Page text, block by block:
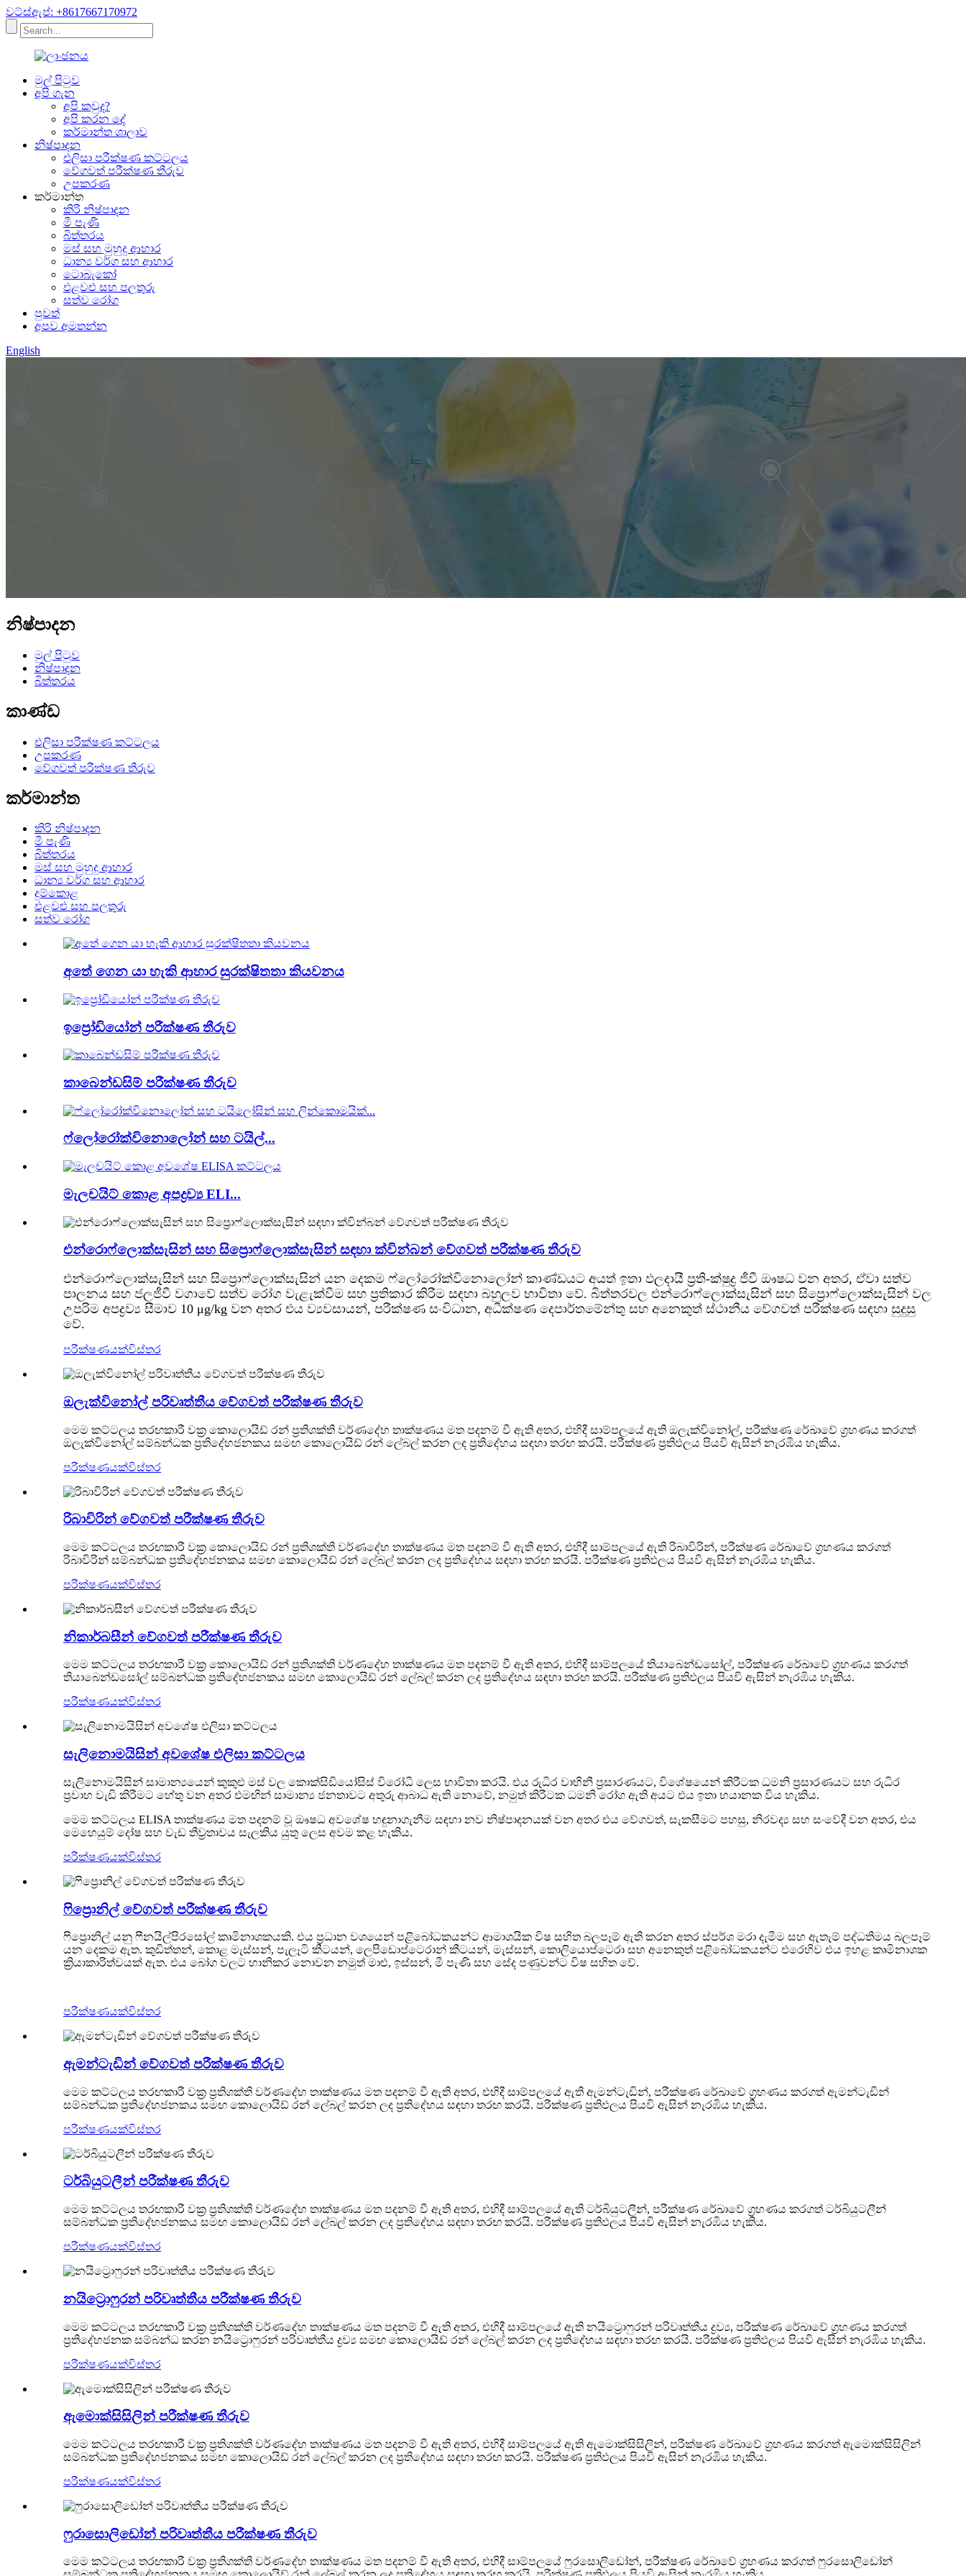
වට්ස්ඇප්: +8617667170972
මුල් පිටුව
අපි ගැන
අපි කවුද?
අපි කරන දේ
කර්මාන්ත ශාලාව
නිෂ්පාදන
එලිසා පරීක්ෂණ කට්ටලය
වේගවත් පරීක්ෂණ තීරුව
උපකරණ
කර්මාන්ත
කිරි නිෂ්පාදන
මී පැණි
බිත්තරය
මස් සහ මුහුදු ආහාර
ධාන්‍ය වර්ග සහ ආහාර
ටොබැකෝ
එළවළු සහ පලතුරු
සත්ව රෝග
පුවත්
අපව අමතන්න
English
නිෂ්පාදන
මුල් පිටුව
නිෂ්පාදන
බිත්තරය
කාණ්ඩ
එලිසා පරීක්ෂණ කට්ටලය
උපකරණ
වේගවත් පරීක්ෂණ තීරුව
කර්මාන්ත
කිරි නිෂ්පාදන
මී පැණි
බිත්තරය
මස් සහ මුහුදු ආහාර
ධාන්‍ය වර්ග සහ ආහාර
දුම්කොළ
එළවළු සහ පලතුරු
සත්ව රෝග
අතේ ගෙන යා හැකි ආහාර සුරක්ෂිතතා කියවනය
ඉප්‍රෝඩියෝන් පරීක්ෂණ තීරුව
කාබෙන්ඩසිම් පරීක්ෂණ තීරුව
ෆ්ලෝරෝක්විනොලෝන් සහ ටයිල්...
මැලචයිට් කොළ අපද්‍රව්‍ය ELI...
එන්රොෆ්ලොක්සැසින් සහ සිප්‍රොෆ්ලොක්සැසින් සඳහා ක්වින්බන් වේගවත් පරීක්ෂණ තීරුව
එන්රොෆ්ලොක්සැසින් සහ සිප්‍රොෆ්ලොක්සැසින් යන දෙකම ෆ්ලෝරෝක්විනොලෝන් කාණ්ඩයට අයත් ඉතා ඵලදායී ප්‍රති-ක්ෂුද්‍ර ජීවී ඖෂධ වන අතර, ඒවා සත්ව
පාලනය සහ ජලජීවී වගාවේ සත්ව රෝග වැළැක්වීම සහ ප්‍රතිකාර කිරීම සඳහා බහුලව භාවිතා වේ. බිත්තරවල එන්රොෆ්ලොක්සැසින් සහ සිප්‍රොෆ්ලොක්සැසින් වල
උපරිම අපද්‍රව්‍ය සීමාව 10 μg/kg වන අතර එය ව්‍යවසායන්, පරීක්ෂණ සංවිධාන, අධීක්ෂණ දෙපාර්තමේන්තු සහ අනෙකුත් ස්ථානීය වේගවත් පරීක්ෂණ සඳහා සුදුසු
වේ.
පරීක්ෂණයක්විස්තර
ඔලැක්විනෝල් පරිවෘත්තීය වේගවත් පරීක්ෂණ තීරුව
මෙම කට්ටලය තරඟකාරී වක්‍ර කොලොයිඩ් රන් ප්‍රතිශක්ති වර්ණදේහ තාක්ෂණය මත පදනම් වී ඇති අතර, එහිදී සාම්පලයේ ඇති ඔලැක්විනෝල්, පරීක්ෂණ රේඛාවේ ග්‍රහණය කරගත්
ඔලැක්විනෝල් සම්බන්ධක ප්‍රතිදේහජනකය සමඟ කොලොයිඩ් රන් ලේබල් කරන ලද ප්‍රතිදේහය සඳහා තරඟ කරයි. පරීක්ෂණ ප්‍රතිඵලය පියවි ඇසින් නැරඹිය හැකිය.
පරීක්ෂණයක්විස්තර
රිබාවිරින් වේගවත් පරීක්ෂණ තීරුව
මෙම කට්ටලය තරඟකාරී වක්‍ර කොලොයිඩ් රන් ප්‍රතිශක්ති වර්ණදේහ තාක්ෂණය මත පදනම් වී ඇති අතර, එහිදී සාම්පලයේ ඇති රිබාවිරින්, පරීක්ෂණ රේඛාවේ ග්‍රහණය කරගත්
රිබාවිරින් සම්බන්ධක ප්‍රතිදේහජනකය සමඟ කොලොයිඩ් රන් ලේබල් කරන ලද ප්‍රතිදේහය සඳහා තරඟ කරයි. පරීක්ෂණ ප්‍රතිඵලය පියවි ඇසින් නැරඹිය හැකිය.
පරීක්ෂණයක්විස්තර
නිකාර්බසීන් වේගවත් පරීක්ෂණ තීරුව
මෙම කට්ටලය තරඟකාරී වක්‍ර කොලොයිඩ් රන් ප්‍රතිශක්ති වර්ණදේහ තාක්ෂණය මත පදනම් වී ඇති අතර, එහිදී සාම්පලයේ තියාබෙන්ඩසෝල්, පරීක්ෂණ රේඛාවේ ග්‍රහණය කරගත්
තියාබෙන්ඩසෝල් සම්බන්ධක ප්‍රතිදේහජනකය සමඟ කොලොයිඩ් රන් ලේබල් කරන ලද ප්‍රතිදේහය සඳහා තරඟ කරයි. පරීක්ෂණ ප්‍රතිඵලය පියවි ඇසින් නැරඹිය හැකිය.
පරීක්ෂණයක්විස්තර
සැලිනොමයිසින් අවශේෂ එලිසා කට්ටලය
සැලිනොමයිසින් සාමාන්‍යයෙන් කුකුළු මස් වල කොක්සිඩියෝසිස් විරෝධී ලෙස භාවිතා කරයි. එය රුධිර වාහිනී ප්‍රසාරණයට, විශේෂයෙන් කිරීටක ධමනි ප්‍රසාරණයට සහ රුධිර
ප්‍රවාහ වැඩි කිරීමට හේතු වන අතර එමඟින් සාමාන්‍ය ජනතාවට අතුරු ආබාධ ඇති නොවේ, නමුත් කිරීටක ධමනි රෝග ඇති අයට එය ඉතා භයානක විය හැකිය.
මෙම කට්ටලය ELISA තාක්ෂණය මත පදනම් වූ ඖෂධ අවශේෂ හඳුනාගැනීම සඳහා නව නිෂ්පාදනයක් වන අතර එය වේගවත්, සැකසීමට පහසු, නිරවද්‍ය සහ සංවේදී වන අතර, එය
මෙහෙයුම් දෝෂ සහ වැඩ තීව්‍රතාවය සැලකිය යුතු ලෙස අවම කළ හැකිය.
පරීක්ෂණයක්විස්තර
ෆිප්‍රොනිල් වේගවත් පරීක්ෂණ තීරුව
ෆිප්‍රොනිල් යනු ෆීනයිල්පිරසෝල් කෘමිනාශකයකි. එය ප්‍රධාන වශයෙන් පළිබෝධකයන්ට ආමාශයික විෂ සහිත බලපෑම් ඇති කරන අතර ස්පර්ශ මරා දැමීම සහ ඇතැම් පද්ධතිමය බලපෑම්
යන දෙකම ඇත. කුඩිත්තන්, කොළ මැස්සන්, පැලෑටි කීටයන්, ලෙපිඩොප්ටෙරාන් කීටයන්, මැස්සන්, කොලියොප්ටෙරා සහ අනෙකුත් පළිබෝධකයන්ට එරෙහිව එය ඉහළ කෘමිනාශක
ක්‍රියාකාරිත්වයක් ඇත. එය බෝග වලට හානිකර නොවන නමුත් මාළු, ඉස්සන්, මී පැණි සහ සේද පණුවන්ට විෂ සහිත වේ.
පරීක්ෂණයක්විස්තර
ඇමන්ටැඩින් වේගවත් පරීක්ෂණ තීරුව
මෙම කට්ටලය තරඟකාරී වක්‍ර ප්‍රතිශක්ති වර්ණදේහ තාක්ෂණය මත පදනම් වී ඇති අතර, එහිදී සාම්පලයේ ඇති ඇමන්ටැඩින්, පරීක්ෂණ රේඛාවේ ග්‍රහණය කරගත් ඇමන්ටැඩින්
සම්බන්ධක ප්‍රතිදේහජනකය සමඟ කොලොයිඩ් රන් ලේබල් කරන ලද ප්‍රතිදේහය සඳහා තරඟ කරයි. පරීක්ෂණ ප්‍රතිඵලය පියවි ඇසින් නැරඹිය හැකිය.
පරීක්ෂණයක්විස්තර
ටර්බියුටලීන් පරීක්ෂණ තීරුව
මෙම කට්ටලය තරඟකාරී වක්‍ර ප්‍රතිශක්ති වර්ණදේහ තාක්ෂණය මත පදනම් වී ඇති අතර, එහිදී සාම්පලයේ ඇති ටර්බියුටලීන්, පරීක්ෂණ රේඛාවේ ග්‍රහණය කරගත් ටර්බියුටලීන්
සම්බන්ධක ප්‍රතිදේහජනකය සමඟ කොලොයිඩ් රන් ලේබල් කරන ලද ප්‍රතිදේහය සඳහා තරඟ කරයි. පරීක්ෂණ ප්‍රතිඵලය පියවි ඇසින් නැරඹිය හැකිය.
පරීක්ෂණයක්විස්තර
නයිට්‍රොෆුරන් පරිවෘත්තීය පරීක්ෂණ තීරුව
මෙම කට්ටලය තරඟකාරී වක්‍ර ප්‍රතිශක්ති වර්ණදේහ තාක්ෂණය මත පදනම් වී ඇති අතර, එහිදී සාම්පලයේ ඇති නයිට්‍රොෆුරන් පරිවෘත්තීය ද්‍රව්‍ය, පරීක්ෂණ රේඛාවේ ග්‍රහණය කරගත්
ප්‍රතිදේහජනක සම්බන්ධ කරන නයිට්‍රොෆුරන් පරිවෘත්තීය ද්‍රව්‍ය සමඟ කොලොයිඩ් රන් ලේබල් කරන ලද ප්‍රතිදේහය සඳහා තරඟ කරයි. පරීක්ෂණ ප්‍රතිඵලය පියවි ඇසින් නැරඹිය හැකිය.
පරීක්ෂණයක්විස්තර
ඇමොක්සිසිලින් පරීක්ෂණ තීරුව
මෙම කට්ටලය තරඟකාරී වක්‍ර ප්‍රතිශක්ති වර්ණදේහ තාක්ෂණය මත පදනම් වී ඇති අතර, එහිදී සාම්පලයේ ඇති ඇමොක්සිසිලින්, පරීක්ෂණ රේඛාවේ ග්‍රහණය කරගත් ඇමොක්සිසිලින්
සම්බන්ධක ප්‍රතිදේහජනකය සමඟ කොලොයිඩ් රන් ලේබල් කරන ලද ප්‍රතිදේහය සඳහා තරඟ කරයි. පරීක්ෂණ ප්‍රතිඵලය පියවි ඇසින් නැරඹිය හැකිය.
පරීක්ෂණයක්විස්තර
ෆුරාසොලිඩෝන් පරිවෘත්තීය පරීක්ෂණ තීරුව
මෙම කට්ටලය තරඟකාරී වක්‍ර ප්‍රතිශක්ති වර්ණදේහ තාක්ෂණය මත පදනම් වී ඇති අතර, එහිදී සාම්පලයේ ෆුරසොලිඩෝන්, පරීක්ෂණ රේඛාවේ ග්‍රහණය කරගත් ෆුරසොලිඩෝන්